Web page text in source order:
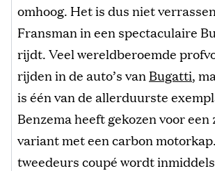
omhoog. Het is dus niet
Fransman in een spectaculaire
rijdt. Veel wereldberoemde
rijden in de auto’s van Bugatti,
is één van de allerduurste
Benzema heeft gekozen voor
variant met een carbon
tweedeurs coupé wordt